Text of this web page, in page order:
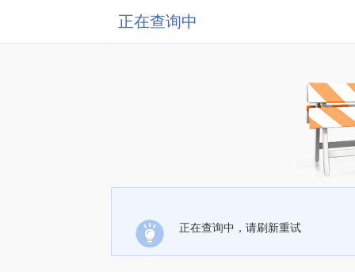
正在查询中
正在查询中，请刷新重试